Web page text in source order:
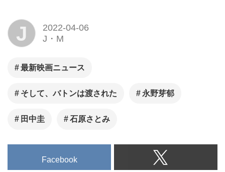
J
2022-04-06
J・M
最新映画ニュース
そして、バトンは渡された 永野芽郁
田中圭 石原さとみ
Facebook